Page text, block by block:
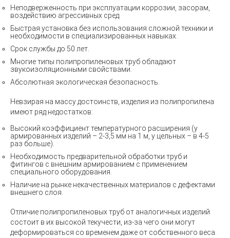
Неподверженность при эксплуатации коррозии, засорам,
воздействию агрессивных сред.
Быстрая установка без использования сложной техники и
необходимости в специализированных навыках.
Срок службы до 50 лет.
Многие типы полипропиленовых труб обладают
звукоизоляционными свойствами.
Абсолютная экологическая безопасность.
Невзирая на массу достоинств, изделия из полипропилена
имеют ряд недостатков:
Высокий коэффициент температурного расширения (у
армированных изделий – 2-3,5 мм на 1 м, у цельных – в 4-5
раз больше).
Необходимость предварительной обработки труб и
фитингов с внешним армированием с применением
специального оборудования.
Наличие на рынке некачественных материалов с дефектами
внешнего слоя.
Отличие полипропиленовых труб от аналогичных изделий
состоит в их высокой текучести, из-за чего они могут
деформироваться со временем даже от собственного веса.